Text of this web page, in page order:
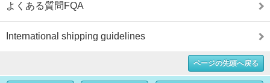
よくある質問FQA
International shipping guidelines
ページの先頭へ戻る